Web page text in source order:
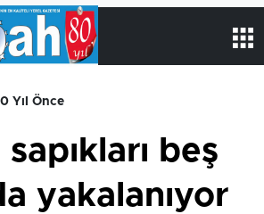
Yıl Önce
beş
yakalanıyor